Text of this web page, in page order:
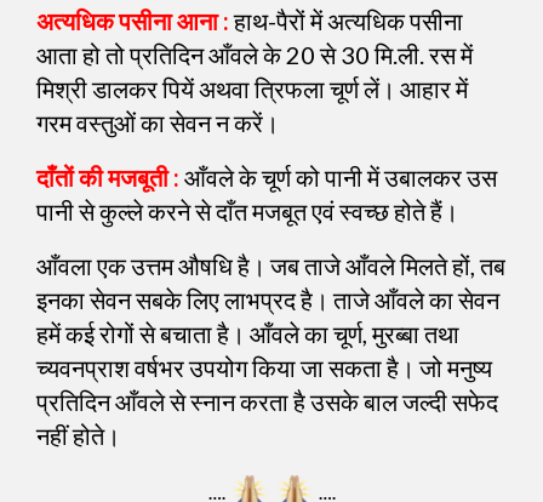
अत्यधिक पसीना आना : हाथ-पैरों में अत्यधिक पसीना
आता हो तो प्रतिदिन आँवले के 20 से 30 मि.ली. रस में
मिश्री डालकर पियें अथवा त्रिफला चूर्ण लें। आहार में
गरम वस्तुओं का सेवन न करें।
दाँतों की मजबूती : आँवले के चूर्ण को पानी में उबालकर उस
पानी से कुल्ले करने से दाँत मजबूत एवं स्वच्छ होते हैं।
आँवला एक उत्तम औषधि है। जब ताजे आँवले मिलते हों, तब
इनका सेवन सबके लिए लाभप्रद है। ताजे आँवले का सेवन
हमें कई रोगों से बचाता है। आँवले का चूर्ण, मुरब्बा तथा
च्यवनप्राश वर्षभर उपयोग किया जा सकता है। जो मनुष्य
प्रतिदिन आँवले से स्नान करता है उसके बाल जल्दी सफेद
नहीं होते।
…. ….